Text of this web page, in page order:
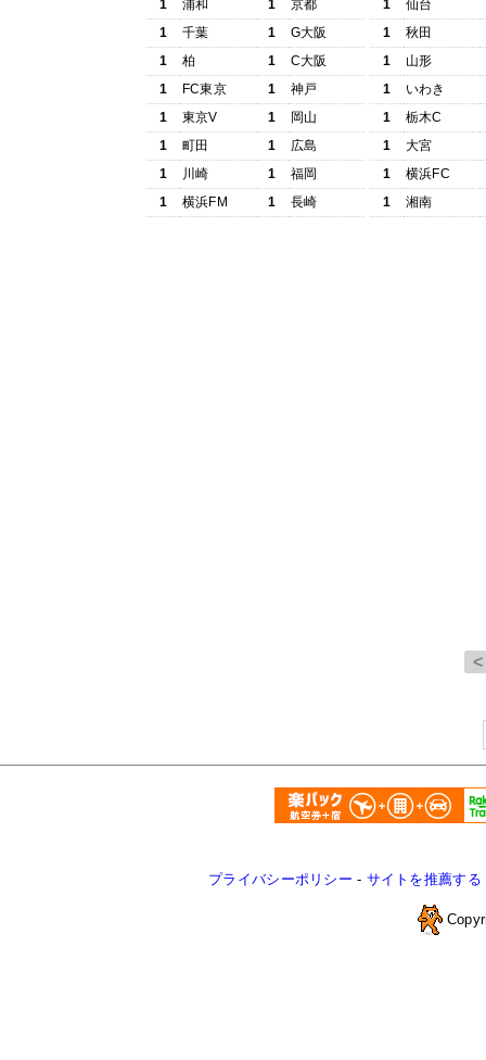
1
浦和 1
京都
1
千葉 1
G大阪
1
柏 1
C大阪
1
FC東京 1
神戸
1
東京V 1
岡山
1
町田 1
広島
1
川崎 1
福岡
1
横浜FM 1 長崎
1
仙台
1
秋田
1
山形
1
いわき
1
栃木C
1
大宮
1
横浜FC
1
湘南
プライバシーポリシー - サイトを推薦する